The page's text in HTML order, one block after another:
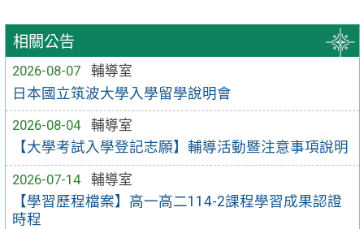
相關公告
2026-08-07
輔導室
日本國立筑波大學入學留學說明會
2026-08-04
輔導室
【大學考試入學登記志願】輔導活動暨注意事項說明
2026-07-14
輔導室
【學習歷程檔案】高一高二114-2課程學習成果認證
時程